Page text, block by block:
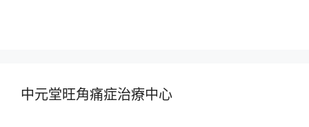
中元堂旺角痛症治療中心